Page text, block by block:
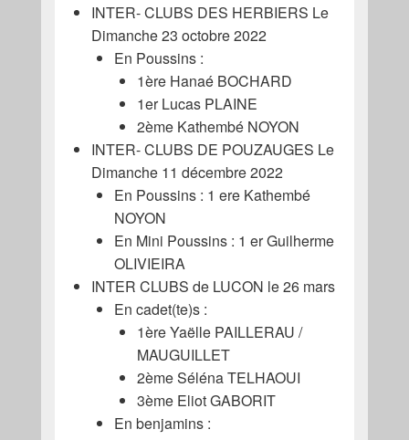
INTER- CLUBS DES HERBIERS Le
Dimanche 23 octobre 2022
En Poussins :
1ère Hanaé BOCHARD
1er Lucas PLAINE
2ème Kathembé NOYON
INTER- CLUBS DE POUZAUGES Le
Dimanche 11 décembre 2022
En Poussins : 1 ere Kathembé
NOYON
En Mini Poussins : 1 er Guilherme
OLIVIEIRA
INTER CLUBS de LUCON le 26 mars
En cadet(te)s :
1ère Yaëlle PAILLERAU /
MAUGUILLET
2ème Séléna TELHAOUI
3ème Eliot GABORIT
En benjamins :